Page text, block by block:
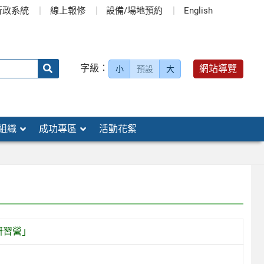
政系統 線上報修 設備/場地預約 English
字級： 小 預設 大 網站導覽
織 成功專區 活動花絮
營」